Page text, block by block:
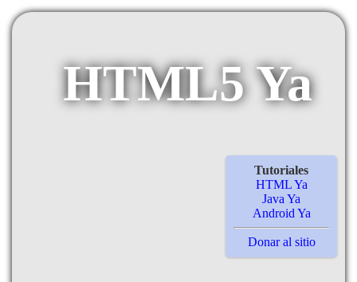
HTML5 Ya
Tutoriales
HTML Ya
Java Ya
Android Ya
Donar al sitio